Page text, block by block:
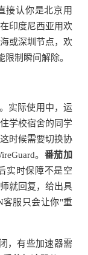
接认你是北京用
印度尼西亚用欢
或深圳节点，欢
限制瞬间解除。
实际使用中，运
学校宿舍的同学
时候需要切换协
。 番茄加
实时保障不是空
就回复，给出具
客服只会让你"重
，有些加速器需